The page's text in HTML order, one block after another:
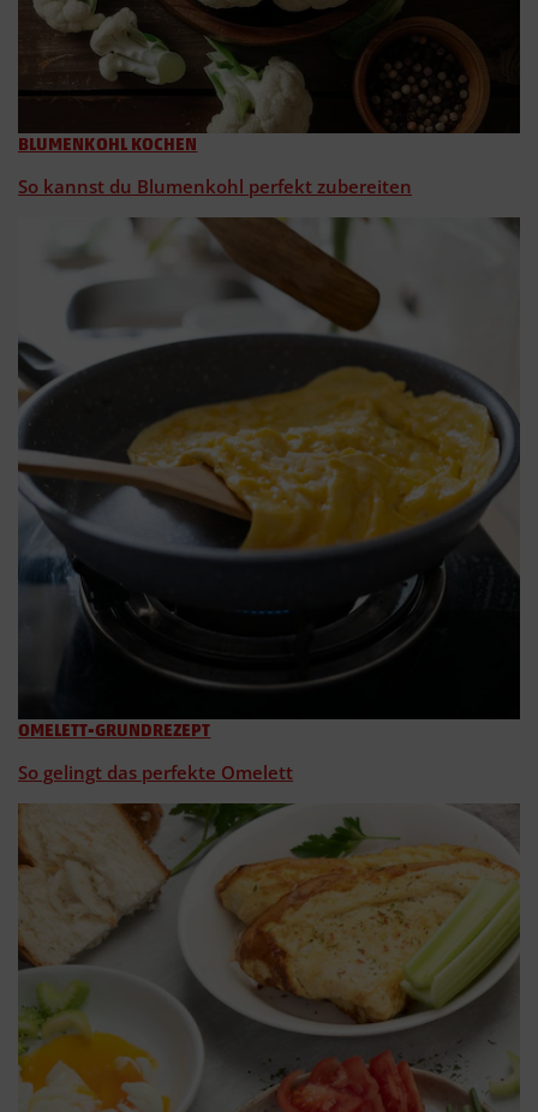
BLUMENKOHL KOCHEN
So kannst du Blumenkohl perfekt zubereiten
OMELETT-GRUNDREZEPT
So gelingt das perfekte Omelett